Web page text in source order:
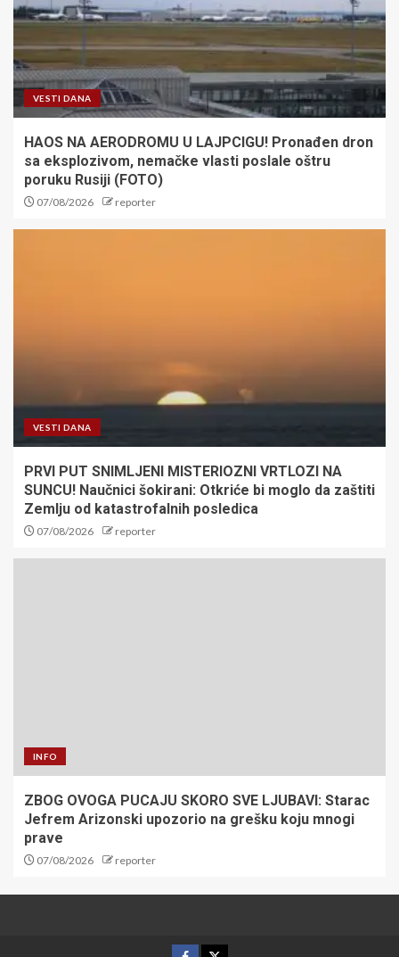
VESTI DANA
HAOS NA AERODROMU U LAJPCIGU! Pronađen dron
sa eksplozivom, nemačke vlasti poslale oštru
poruku Rusiji (FOTO)
07/08/2026 reporter
VESTI DANA
PRVI PUT SNIMLJENI MISTERIOZNI VRTLOZI NA
SUNCU! Naučnici šokirani: Otkriće bi moglo da zaštiti
Zemlju od katastrofalnih posledica
07/08/2026 reporter
INFO
ZBOG OVOGA PUCAJU SKORO SVE LJUBAVI: Starac
Jefrem Arizonski upozorio na grešku koju mnogi
prave
07/08/2026 reporter